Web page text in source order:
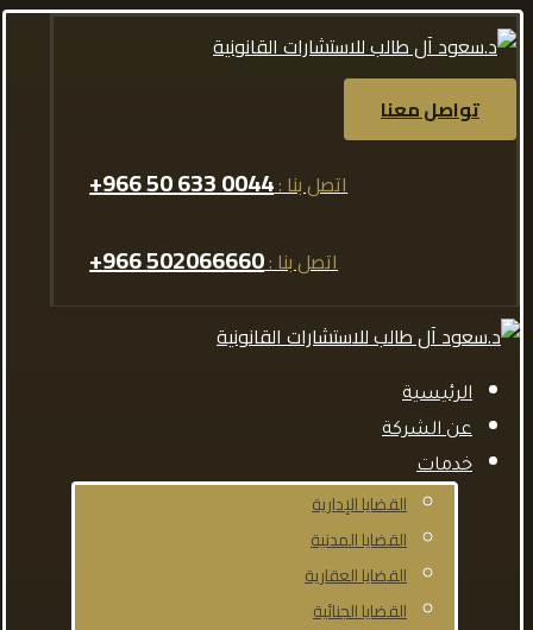
تواصل معنا
اتصل بنا :0044 633 50 966+
اتصل بنا :502066660 966+
الرئيسية
عن الشركة
خدمات
القضايا الإدارية
القضايا المدنية
القضايا العقارية
القضايا الجنائية